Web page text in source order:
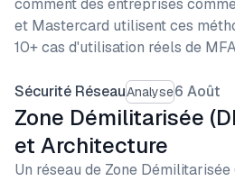
comment des entreprises
et Mastercard utilisent ces
10+ cas d'utilisation réels de
Sécurité RéseauAnalyse6 Août
Zone Démilitarisée
et Architecture
Un réseau de Zone